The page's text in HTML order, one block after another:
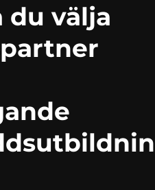
du välja